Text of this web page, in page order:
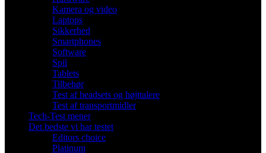
Kamera og video
Laptops
Sikkerhed
Smartphones
Software
Spil
Tablets
Tilbehør
Test af headsets og højttalere
Test af transportmidler
Tech-Test mener
Det bedste vi har testet
Editors choice
Platinum